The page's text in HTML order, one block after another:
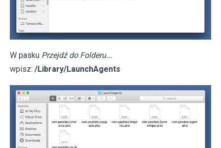
W pasku Przejdź do Folderu...
wpisz: /Library/LaunchAgents